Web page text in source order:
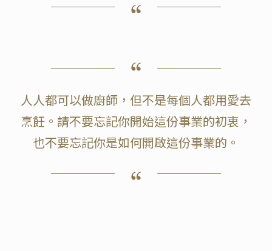
人人都可以做廚師，但不是每個人都用愛去
烹飪。請不要忘記你開始這份事業的初衷，
也不要忘記你是如何開啟這份事業的。